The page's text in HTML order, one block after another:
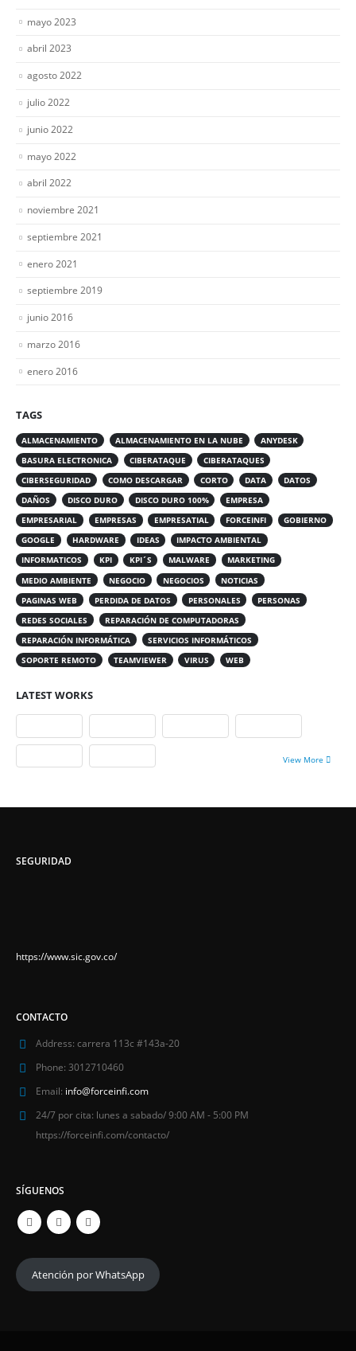
mayo 2023
abril 2023
agosto 2022
julio 2022
junio 2022
mayo 2022
abril 2022
noviembre 2021
septiembre 2021
enero 2021
septiembre 2019
junio 2016
marzo 2016
enero 2016
TAGS
ALMACENAMIENTO ALMACENAMIENTO EN LA NUBE
ANYDESK
BASURA ELECTRONICA
CIBERATAQUE
CIBERATAQUES
CIBERSEGURIDAD
COMO DESCARGAR CORTO DATA
DATOS
DAÑOS
DISCO DURO DISCO DURO 100%
EMPRESA
EMPRESARIAL
EMPRESAS EMPRESATIAL FORCEINFI
GOBIERNO
GOOGLE
HARDWARE IDEAS
IMPACTO AMBIENTAL
INFORMATICOS
KPI KPI´S MALWARE
MARKETING
MEDIO AMBIENTE
NEGOCIO NEGOCIOS
NOTICIAS
PAGINAS WEB
PERDIDA DE DATOS PERSONALES
PERSONAS
REDES SOCIALES
REPARACIÓN DE COMPUTADORAS
REPARACIÓN INFORMÁTICA
SERVICIOS INFORMÁTICOS
SOPORTE REMOTO
TEAMVIEWER VIRUS WEB
LATEST WORKS
View More
SEGURIDAD
https://www.sic.gov.co/
CONTACTO
Address: carrera 113c #143a-20
Phone: 3012710460
Email: info@forceinfi.com
24/7 por cita: lunes a sabado/ 9:00 AM - 5:00 PM
https://forceinfi.com/contacto/
SÍGUENOS
Atención por WhatsApp